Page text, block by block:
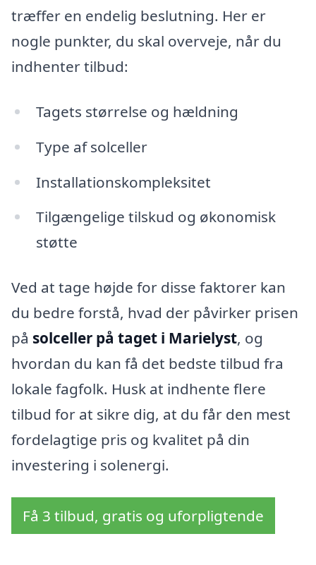
træffer en endelig beslutning. Her er
nogle punkter, du skal overveje, når du
indhenter tilbud:
Tagets størrelse og hældning
Type af solceller
Installationskompleksitet
Tilgængelige tilskud og økonomisk
støtte
Ved at tage højde for disse faktorer kan
du bedre forstå, hvad der påvirker prisen
på solceller på taget i Marielyst, og
hvordan du kan få det bedste tilbud fra
lokale fagfolk. Husk at indhente flere
tilbud for at sikre dig, at du får den mest
fordelagtige pris og kvalitet på din
investering i solenergi.
Få 3 tilbud, gratis og uforpligtende